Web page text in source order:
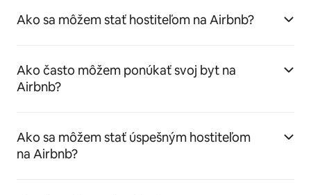
Ako sa môžem stať hostiteľom na Airbnb?
Ako často môžem ponúkať svoj byt na
Airbnb?
Ako sa môžem stať úspešným hostiteľom
na Airbnb?